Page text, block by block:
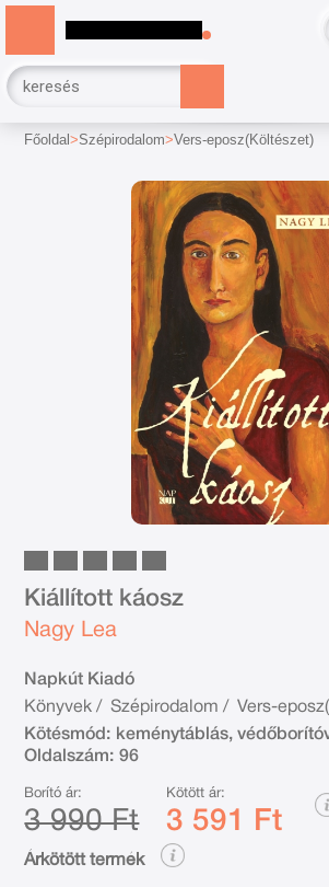
Főoldal Szépirodalom Vers-eposz(Költészet)
Kiállított káosz
Nagy Lea
Napkút Kiadó
Könyvek / Szépirodalom /
Vers-
Kötésmód: keménytáblás,
Oldalszám: 96
Borító ár:
3 990 Ft
Kötött ár:
3 591 Ft
Árkötött termék